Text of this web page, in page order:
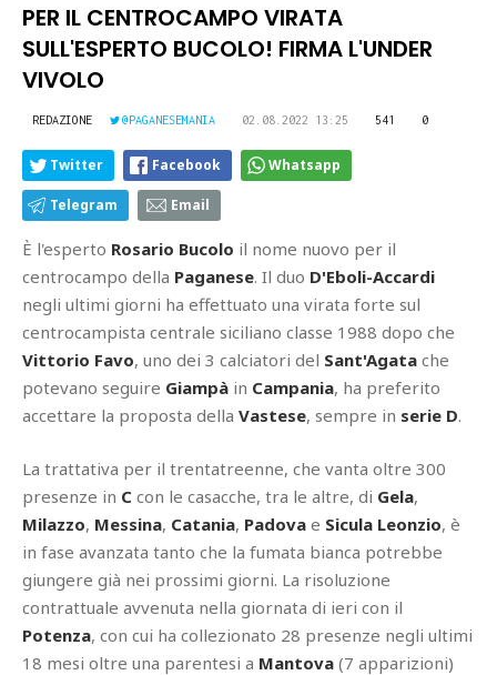
PER IL CENTROCAMPO VIRATA
SULL'ESPERTO BUCOLO! FIRMA L'UNDER
VIVOLO
REDAZIONE @PAGANESEMANIA 02.08.2022 13:25 541 0
Twitter Facebook Whatsapp
Telegram Email
È l'esperto Rosario Bucolo il nome nuovo per il
centrocampo della Paganese. Il duo D'Eboli-Accardi
negli ultimi giorni ha effettuato una virata forte sul
centrocampista centrale siciliano classe 1988 dopo che
Vittorio Favo, uno dei 3 calciatori del Sant'Agata che
potevano seguire Giampà in Campania, ha preferito
accettare la proposta della Vastese, sempre in serie D.
La trattativa per il trentatreenne, che vanta oltre 300
presenze in C con le casacche, tra le altre, di Gela,
Milazzo, Messina, Catania, Padova e Sicula Leonzio, è
in fase avanzata tanto che la fumata bianca potrebbe
giungere già nei prossimi giorni. La risoluzione
contrattuale avvenuta nella giornata di ieri con il
Potenza, con cui ha collezionato 28 presenze negli ultimi
18 mesi oltre una parentesi a Mantova (7 apparizioni)